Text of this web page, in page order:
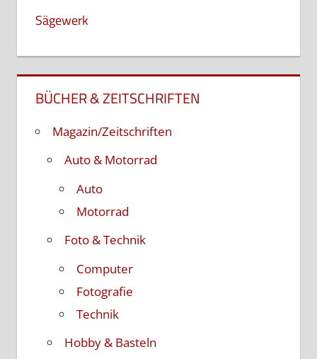
Sägewerk
BÜCHER & ZEITSCHRIFTEN
Magazin/Zeitschriften
Auto & Motorrad
Auto
Motorrad
Foto & Technik
Computer
Fotografie
Technik
Hobby & Basteln